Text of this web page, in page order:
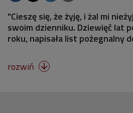
"Cieszę się, że żyję, i żal mi
swoim dzienniku. Dziewięć lat
roku, napisała list pożegnalny
rozwiń 